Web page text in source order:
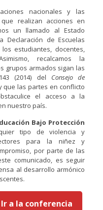
nacionales y las
que realizan acciones en
un llamado al Estado
Declaración de Escuelas
estudiantes, docentes,
recalcamos la
grupos armados sigan las
(2014) del Consejo de
que las partes en conflicto
el acceso a la
nuestro país.
Bajo Protección
tipo de violencia y
para la niñez y
por parte de las
comunicado, es seguir
al desarrollo armónico
Ir a la conferencia